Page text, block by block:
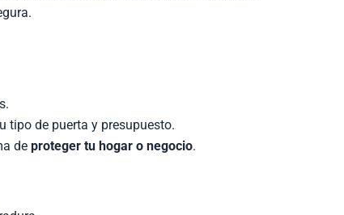
tipo de puerta y presupuesto.
de proteger tu hogar o negocio.